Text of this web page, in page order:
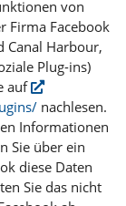
von
Firma Facebook
Canal Harbour,
Plug-ins)
auf
nachlesen.
Informationen
Sie über ein
diese Daten
Sie das nicht